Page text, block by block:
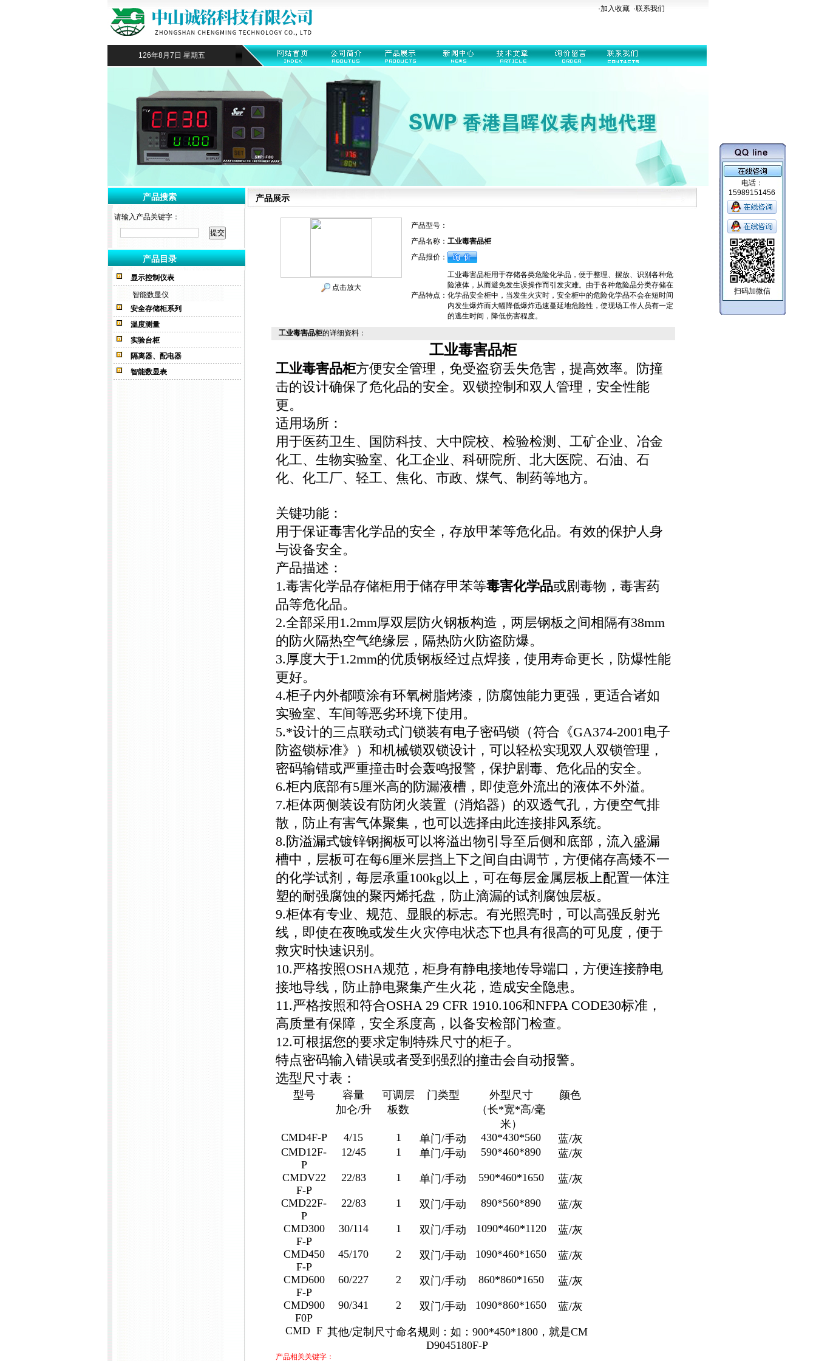
·加入收藏 ·联系我们
126年8月7日 星期五
产品搜索
请输入产品关键字：
产品目录
显示控制仪表
智能数显仪
安全存储柜系列
温度测量
实验台柜
隔离器、配电器
智能数显表
产品展示
点击放大
产品型号：
产品名称： 工业毒害品柜
产品报价：
产品特点：
工业毒害品柜用于存储各类危险化学品，便于整理、摆放、识别各种危
险液体，从而避免发生误操作而引发灾难。由于各种危险品分类存储在
化学品安全柜中，当发生火灾时，安全柜中的危险化学品不会在短时间
内发生爆炸而大幅降低爆炸迅速蔓延地危险性，使现场工作人员有一定
的逃生时间，降低伤害程度。
工业毒害品柜的详细资料：
工业毒害品柜
工业毒害品柜方便安全管理，免受盗窃丢失危害，提高效率。防撞
击的设计确保了危化品的安全。双锁控制和双人管理，安全性能
更。
适用场所：
用于医药卫生、国防科技、大中院校、检验检测、工矿企业、冶金
化工、生物实验室、化工企业、科研院所、北大医院、石油、石
化、化工厂、轻工、焦化、市政、煤气、制药等地方。
关键功能：
用于保证毒害化学品的安全，存放甲苯等危化品。有效的保护人身
与设备安全。
产品描述：
1.毒害化学品存储柜用于储存甲苯等毒害化学品或剧毒物，毒害药
品等危化品。
2.全部采用1.2mm厚双层防火钢板构造，两层钢板之间相隔有38mm
的防火隔热空气绝缘层，隔热防火防盗防爆。
3.厚度大于1.2mm的优质钢板经过点焊接，使用寿命更长，防爆性能
更好。
4.柜子内外都喷涂有环氧树脂烤漆，防腐蚀能力更强，更适合诸如
实验室、车间等恶劣环境下使用。
5.*设计的三点联动式门锁装有电子密码锁（符合《GA374-2001电子
防盗锁标准》）和机械锁双锁设计，可以轻松实现双人双锁管理，
密码输错或严重撞击时会轰鸣报警，保护剧毒、危化品的安全。
6.柜内底部有5厘米高的防漏液槽，即使意外流出的液体不外溢。
7.柜体两侧装设有防闭火装置（消焰器）的双透气孔，方便空气排
散，防止有害气体聚集，也可以选择由此连接排风系统。
8.防溢漏式镀锌钢搁板可以将溢出物引导至后侧和底部，流入盛漏
槽中，层板可在每6厘米层挡上下之间自由调节，方便储存高矮不一
的化学试剂，每层承重100kg以上，可在每层金属层板上配置一体注
塑的耐强腐蚀的聚丙烯托盘，防止滴漏的试剂腐蚀层板。
9.柜体有专业、规范、显眼的标志。有光照亮时，可以高强反射光
线，即使在夜晚或发生火灾停电状态下也具有很高的可见度，便于
救灾时快速识别。
10.严格按照OSHA规范，柜身有静电接地传导端口，方便连接静电
接地导线，防止静电聚集产生火花，造成安全隐患。
11.严格按照和符合OSHA 29 CFR 1910.106和NFPA CODE30标准，
高质量有保障，安全系度高，以备安检部门检查。
12.可根据您的要求定制特殊尺寸的柜子。
特点密码输入错误或者受到强烈的撞击会自动报警。
选型尺寸表：
型号
容量
加仑/升
可调层
板数
门类型
外型尺寸
（长*宽*高/毫
米）
颜色
CMD4F-P 4/15 1 单门/手动 430*430*560
蓝/灰
CMD12F-
P
12/45 1 单门/手动 590*460*890
蓝/灰
CMDV22
F-P
22/83 1 单门/手动 590*460*1650
蓝/灰
CMD22F-
P
22/83 1 双门/手动 890*560*890
蓝/灰
CMD300
F-P
30/114 1 双门/手动 1090*460*1120
蓝/灰
CMD450
F-P
45/170 2 双门/手动 1090*460*1650
蓝/灰
CMD600
F-P
60/227 2 双门/手动 860*860*1650
蓝/灰
CMD900
F0P
90/341 2 双门/手动 1090*860*1650
蓝/灰
CMD F 其他/定制尺寸命名规则：如：900*450*1800，就是CM
D9045180F-P
产品相关关键字：
电话：
15989151456
扫码加微信